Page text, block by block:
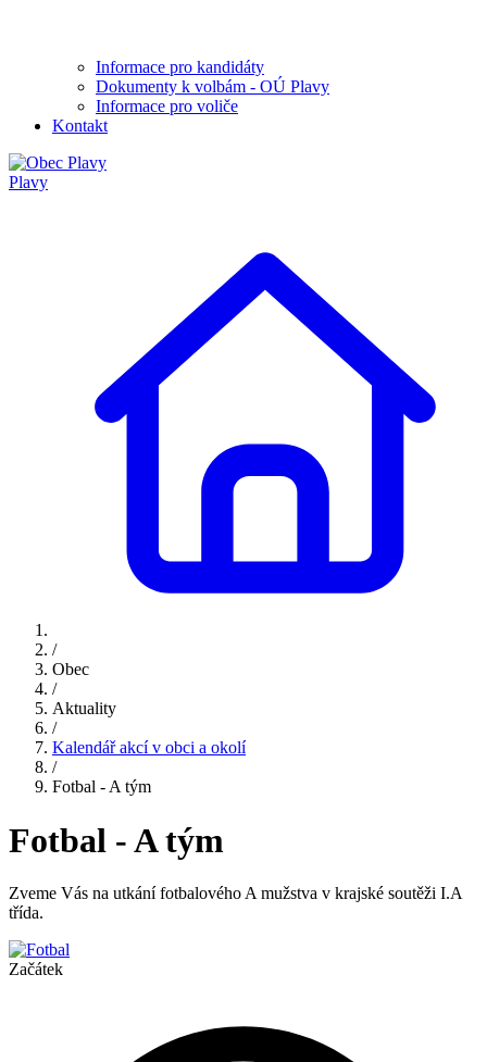
Informace pro kandidáty
Dokumenty k volbám - OÚ Plavy
Informace pro voliče
Kontakt
Plavy
/
Obec
/
Aktuality
/
Kalendář akcí v obci a okolí
/
Fotbal - A tým
Fotbal - A tým
Zveme Vás na utkání fotbalového A mužstva v krajské soutěži I.A
třída.
Začátek